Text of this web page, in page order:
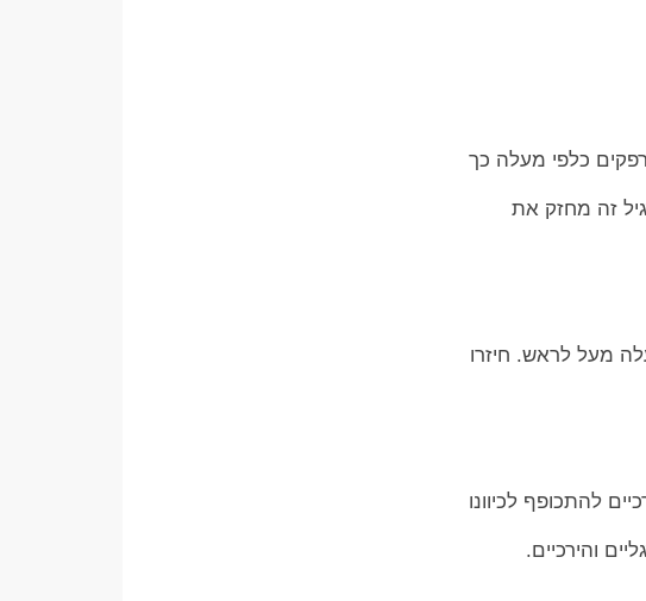
כלפי מעלה כך
זה מחזק את
מעל לראש. חיזרו
להתכופף לכיוונו
והירכיים.